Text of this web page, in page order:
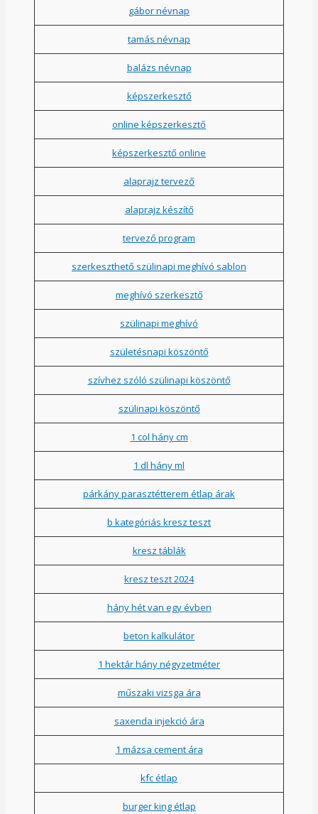
gábor névnap
tamás névnap
balázs névnap
képszerkesztő
online képszerkesztő
képszerkesztő online
alaprajz tervező
alaprajz készítő
tervező program
szerkeszthető szülinapi meghívó sablon
meghívó szerkesztő
szülinapi meghívó
születésnapi köszöntő
szívhez szóló szülinapi köszöntő
szülinapi köszöntő
1 col hány cm
1 dl hány ml
párkány parasztétterem étlap árak
b kategóriás kresz teszt
kresz táblák
kresz teszt 2024
hány hét van egy évben
beton kalkulátor
1 hektár hány négyzetméter
műszaki vizsga ára
saxenda injekció ára
1 mázsa cement ára
kfc étlap
burger king étlap